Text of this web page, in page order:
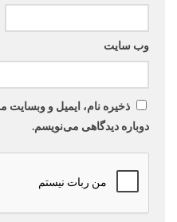
وب‌ سایت
ذخیره نام، ایمیل و
دوباره دیدگاهی می‌نویسم.